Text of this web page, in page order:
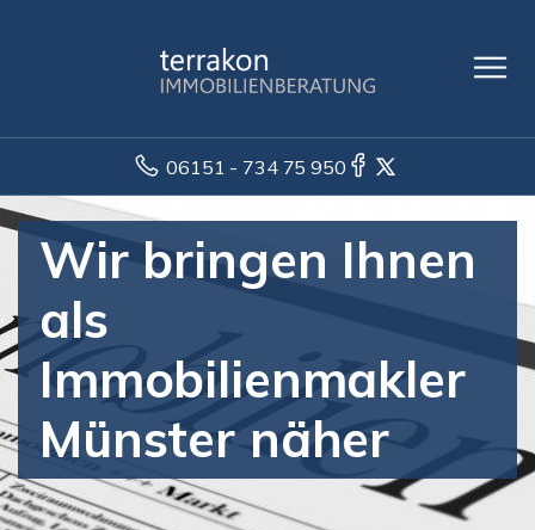
06151 - 734 75 950
Wir bringen Ihnen
als
Immobilienmakler
Münster näher